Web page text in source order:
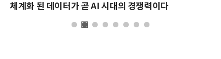
체계화 된 데이터가 곧 AI 시대의 경쟁력이다